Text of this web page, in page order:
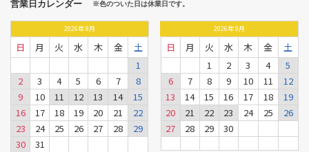
営業日カレンダー ※色のついた日は休業日です。
2026年8月
日 月 火 水 木 金
土
1
2
3 4 5 6 7
8
9
10 11 12 13 14
15
16
17 18 19 20 21
22
23
24 25 26 27 28
29
30
31
2026年9月
日 月 火 水 木 金
土
1
2 3 4
5
6
7 8 9 10 11
12
13
14 15 16 17 18
19
20
21 22 23 24 25
26
27
28 29 30